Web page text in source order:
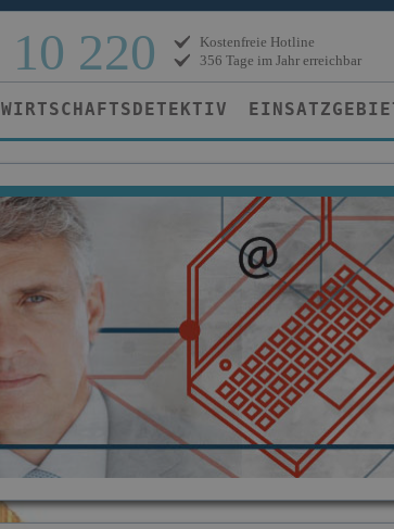
220
Kostenfreie Hotline
356 Tage im Jahr erreichbar
WIRTSCHAFTSDETEKTIV